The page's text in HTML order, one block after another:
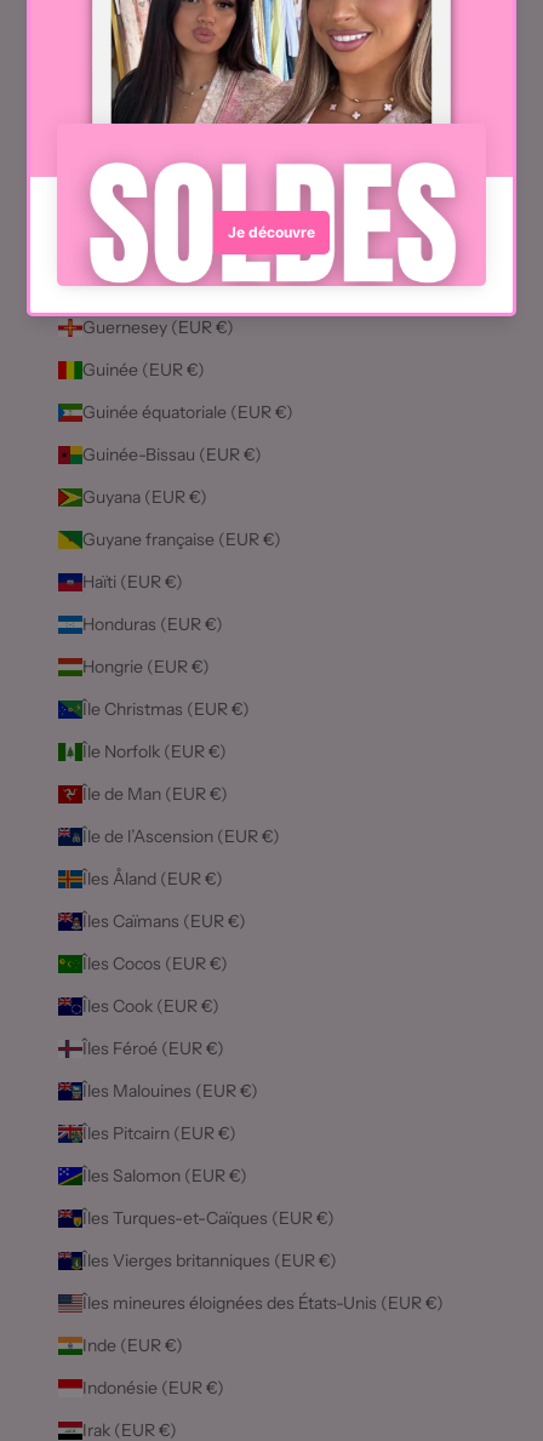
Ghana (EUR €)
Gibraltar (EUR €)
Grèce (EUR €)
Grenade (EUR €)
Groenland (EUR €)
Guadeloupe (EUR €)
Guatemala (EUR €)
Guernesey (EUR €)
Guinée (EUR €)
Guinée équatoriale (EUR €)
Guinée-Bissau (EUR €)
Guyana (EUR €)
Guyane française (EUR €)
Haïti (EUR €)
Honduras (EUR €)
Hongrie (EUR €)
Île Christmas (EUR €)
Île Norfolk (EUR €)
Île de Man (EUR €)
Île de l’Ascension (EUR €)
Îles Åland (EUR €)
Îles Caïmans (EUR €)
Îles Cocos (EUR €)
Îles Cook (EUR €)
Îles Féroé (EUR €)
Îles Malouines (EUR €)
Îles Pitcairn (EUR €)
Îles Salomon (EUR €)
Îles Turques-et-Caïques (EUR €)
Îles Vierges britanniques (EUR €)
Îles mineures éloignées des États-Unis (EUR €)
Inde (EUR €)
Indonésie (EUR €)
Irak (EUR €)